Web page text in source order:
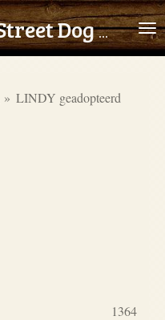
Rudozem Street Dog Rescue
» LINDY geadopteerd
1364